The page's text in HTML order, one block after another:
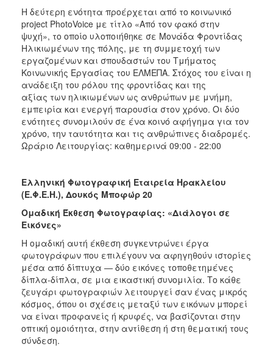
Η δεύτερη ενότητα προέρχεται από το κοινωνικό
project PhotoVoice με τίτλο «Από τον φακό στην
ψυχή», το οποίο υλοποιήθηκε σε Μονάδα Φροντίδας
Ηλικιωμένων της πόλης, με τη συμμετοχή των
εργαζομένων και σπουδαστών του Τμήματος
Κοινωνικής Εργασίας του ΕΛΜΕΠΑ. Στόχος του είναι η
ανάδειξη του ρόλου της φροντίδας και της
αξίας των ηλικιωμένων ως ανθρώπων με μνήμη,
εμπειρία και ενεργή παρουσία στον χρόνο. Οι δύο
ενότητες συνομιλούν σε ένα κοινό αφήγημα για τον
χρόνο, την ταυτότητα και τις ανθρώπινες διαδρομές.
Ωράριο Λειτουργίας: καθημερινά 09:00 - 22:00
Ελληνική Φωτογραφική Εταιρεία Ηρακλείου
(Ε.Φ.Ε.Η.), Δουκός Μποφώρ 20
Ομαδική Έκθεση Φωτογραφίας: «Διάλογοι σε
Εικόνες»
Η ομαδική αυτή έκθεση συγκεντρώνει έργα
φωτογράφων που επιλέγουν να αφηγηθούν ιστορίες
μέσα από δίπτυχα — δύο εικόνες τοποθετημένες
δίπλα-δίπλα, σε μια εικαστική συνομιλία. Το κάθε
ζευγάρι φωτογραφιών λειτουργεί σαν ένας μικρός
κόσμος, όπου οι σχέσεις μεταξύ των εικόνων μπορεί
να είναι προφανείς ή κρυφές, να βασίζονται στην
οπτική ομοιότητα, στην αντίθεση ή στη θεματική τους
σύνδεση.